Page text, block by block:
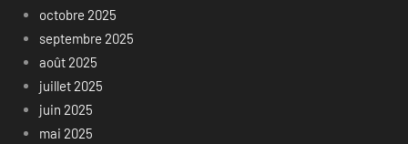
octobre 2025
septembre 2025
août 2025
juillet 2025
juin 2025
mai 2025